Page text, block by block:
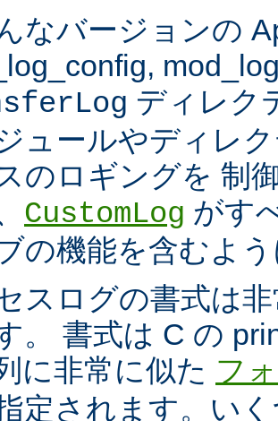
なバージョンの
ディレク
ュールやディレ
のロギングを 制
CustomLog がす
の機能を含むよ
スログの書式は
。 書式は C の
に非常に似た フ
定されます。い